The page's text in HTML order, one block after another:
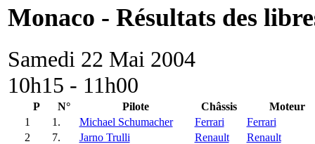
Monaco - Résultats des
Samedi 22 Mai 2004
10h15 - 11h00
P N° Pilote Châssis
Moteur
1
1. Michael Schumacher Ferrari
Ferrari
2
7. Jarno Trulli Renault
Renault